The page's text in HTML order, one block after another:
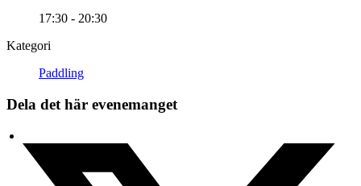
17:30 - 20:30
Kategori
Paddling
Dela det här evenemanget